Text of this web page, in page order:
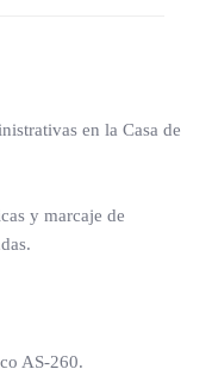
en la Casa de
y marcaje de
AS-260.